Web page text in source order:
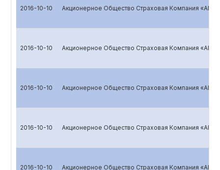
2016-10-10 Акционерное Общество Страховая Компания
2016-10-10 Акционерное Общество Страховая Компания
2016-10-10 Акционерное Общество Страховая Компания
2016-10-10 Акционерное Общество Страховая Компания
2016-10-10 Акционерное Общество Страховая Компания